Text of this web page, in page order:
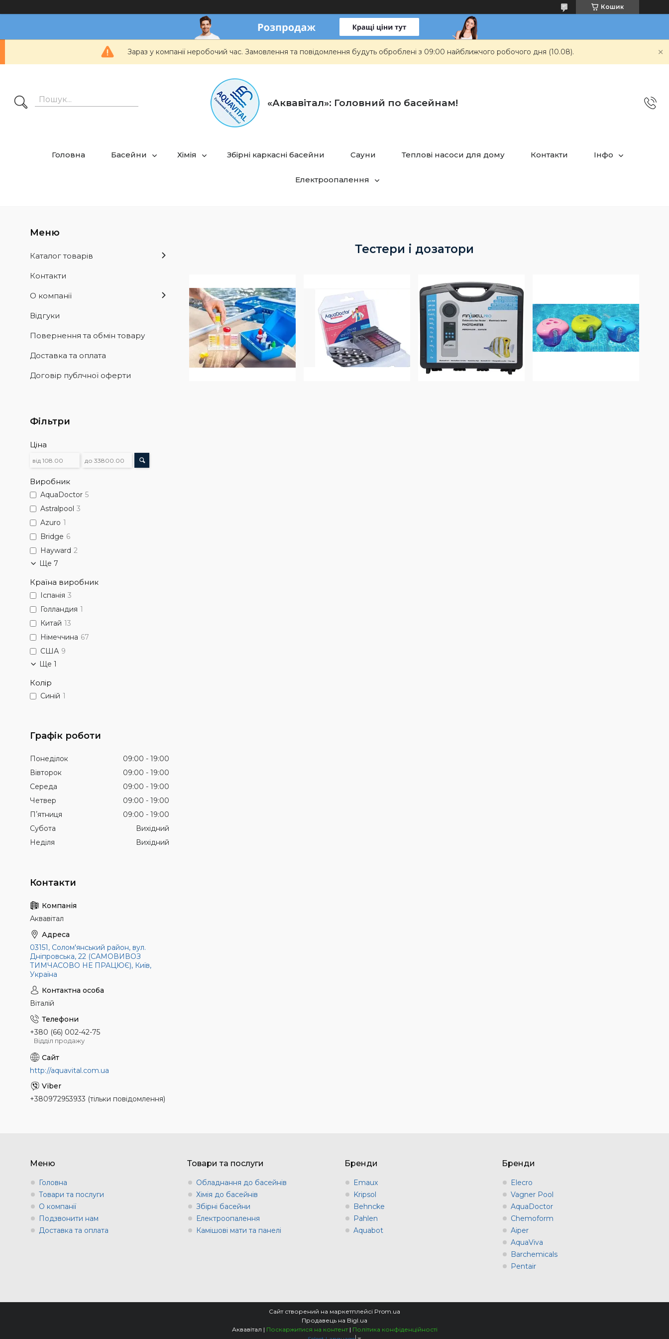
Кошик
Зараз у компанії неробочий час. Замовлення та повідомлення будуть оброблені з 09:00 найближчого робочого дня (10.08).
«Аквавітал»: Головний по басейнам!
Головна Басейни Хімія Збірні каркасні басейни Сауни Теплові насоси для дому Контакти Інфо
Електроопалення
Тестери і дозатори
Каталог товарів
Контакти
О компанії
Відгуки
Повернення та обмін товару
Доставка та оплата
Договір публчної оферти
Фільтри
Ціна
Виробник
AquaDoctor 5
Astralpool 3
Azuro 1
Bridge 6
Hayward 2
Ще 7
Країна виробник
Іспанія 3
Голландия 1
Китай 13
Німеччина 67
США 9
Ще 1
Колір
Синій 1
Графік роботи
Понеділок 09:00
19:00
Вівторок
09:00
19:00
Середа
09:00
19:00
Четвер
09:00
19:00
Пʼятниця
09:00
19:00
Субота
Вихідний
Неділя
Вихідний
Аквавітал
03151, Солом'янський район, вул.
Дніпровська, 22 (САМОВИВОЗ
ТИМЧАСОВО НЕ ПРАЦЮЄ), Київ,
Україна
Віталій
+380 (66) 002-42-75
Відділ продажу
http://aquavital.com.ua
+380972953933 (тільки повідомлення)
Меню
Головна
Товари та послуги
О компанії
Подзвонити нам
Доставка та оплата
Товари та послуги
Обладнання до басейнів
Хімія до басейнів
Збірні басейни
Електроопалення
Камішові мати та панелі
Бренди
Emaux
Kripsol
Behncke
Pahlen
Aquabot
Бренди
Elecro
Vagner Pool
AquaDoctor
Chemoform
Aiper
AquaViva
Barchemicals
Pentair
Сайт створений на маркетплейсі Prom.ua
Продавець на Bigl.ua
Аквавітал | Поскаржитися на контент | Політика конфіденційності